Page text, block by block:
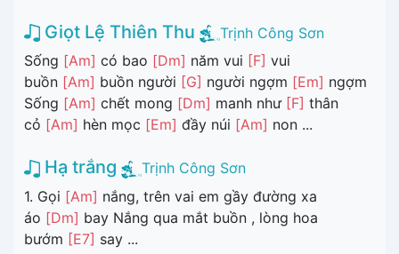
Giọt Lệ Thiên Thu
Trịnh Công Sơn
Sống [Am] có bao [Dm] năm vui [F] vui
buồn [Am] buồn người [G] người ngợm [Em] ngợm
Sống [Am] chết mong [Dm] manh như [F] thân
cỏ [Am] hèn mọc [Em] đầy núi [Am] non ...
Hạ trắng
Trịnh Công Sơn
1. Gọi [Am] nắng, trên vai em gầy đường xa
áo [Dm] bay Nắng qua mắt buồn , lòng hoa
bướm [E7] say ...